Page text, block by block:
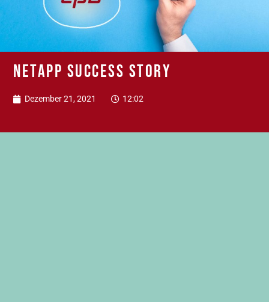
NetApp Success Story
Dezember 21, 2021 12:02